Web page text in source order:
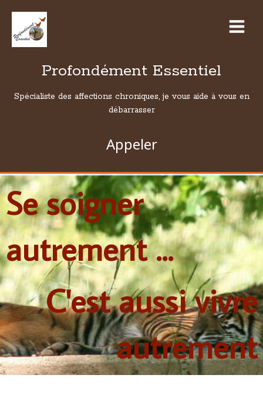
Profondément Essentiel
Spécialiste des affections chroniques, je vous aide à vous en
débarrasser
Appeler
Se soigner
autrement ...
C'est aussi vivre
autrement